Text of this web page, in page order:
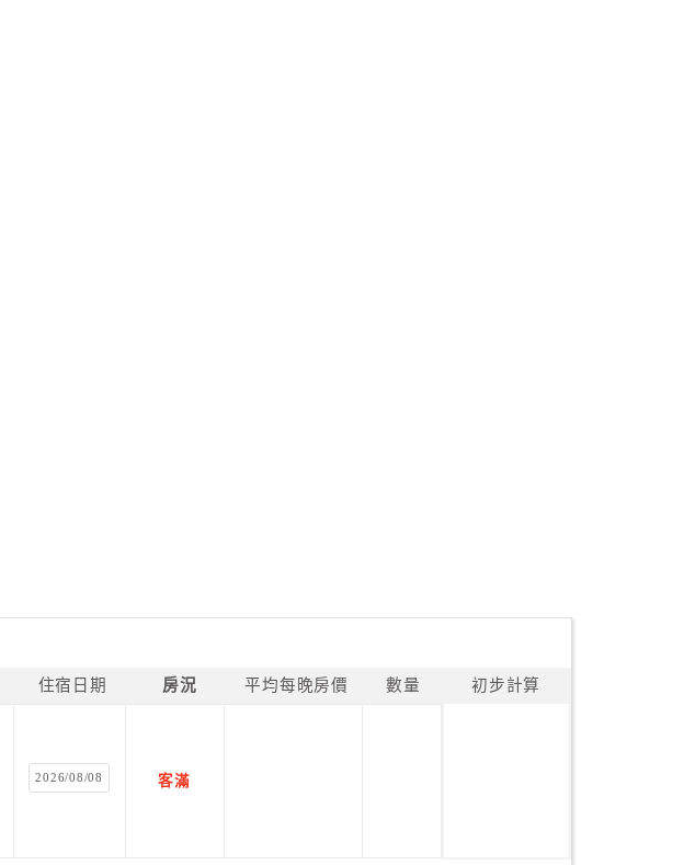
住宿日期 房況 平均每晚房價 數量 初步計算
2026/08/08 客滿